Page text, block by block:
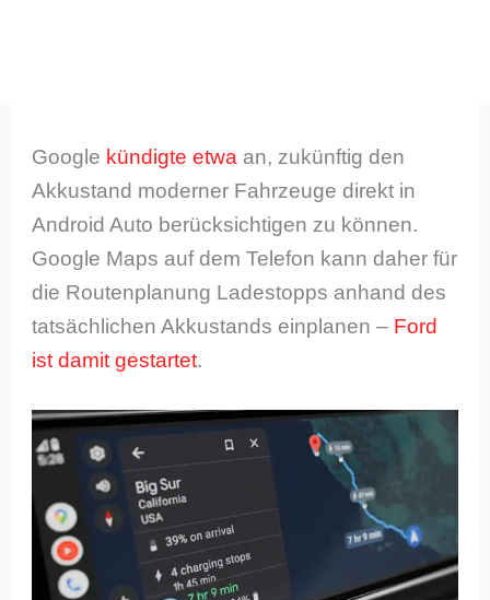
Google kündigte etwa an, zukünftig den
Akkustand moderner Fahrzeuge direkt in
Android Auto berücksichtigen zu können.
Google Maps auf dem Telefon kann daher für
die Routenplanung Ladestopps anhand des
tatsächlichen Akkustands einplanen – Ford
ist damit gestartet.